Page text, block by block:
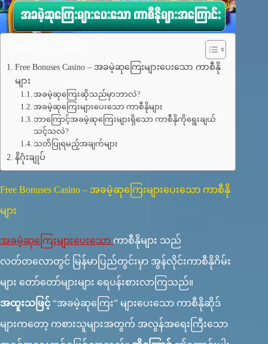
Free Bonuses Casino – အခမဲ့ဆုကြေးများပေးသော ကာစီနို
များ
အခမဲ့ဆုကြေးဆိုသည်မှာဘာလဲ?
အခမဲ့ဆုကြေးများပေးသော ကာစီနိုများ
ဘာကြောင့်အခမဲ့ဆုကြေးများရှိသော ကာစီနိုကိုရွေးချယ်
သင့်သလဲ?
သတိပြုရမည့်အချက်များ
နိဂုံးချုပ်
Free Bonuses Casino – အခမဲ့ဆုကြေးများပေးသော ကာစီနို
များ
အခမဲ့ဆုကြေးများပေးသော ကာစီနိုများ သည်
လတ်တလောတွင် မြန်မာပြည်တွင်းမှာ အွန်လိုင်းကာစီနိုဂိမ်း
များ တော်တော်များများ ရေပန်းစားလာကြသည်။
အထူးသဖြင့် “အခမဲ့ဆုကြေး” များပေးသော ကာစီနိုဆိုဒ်
များကတော့ ကစားသူများအတွက် အလွန်အရေးကြီးသော